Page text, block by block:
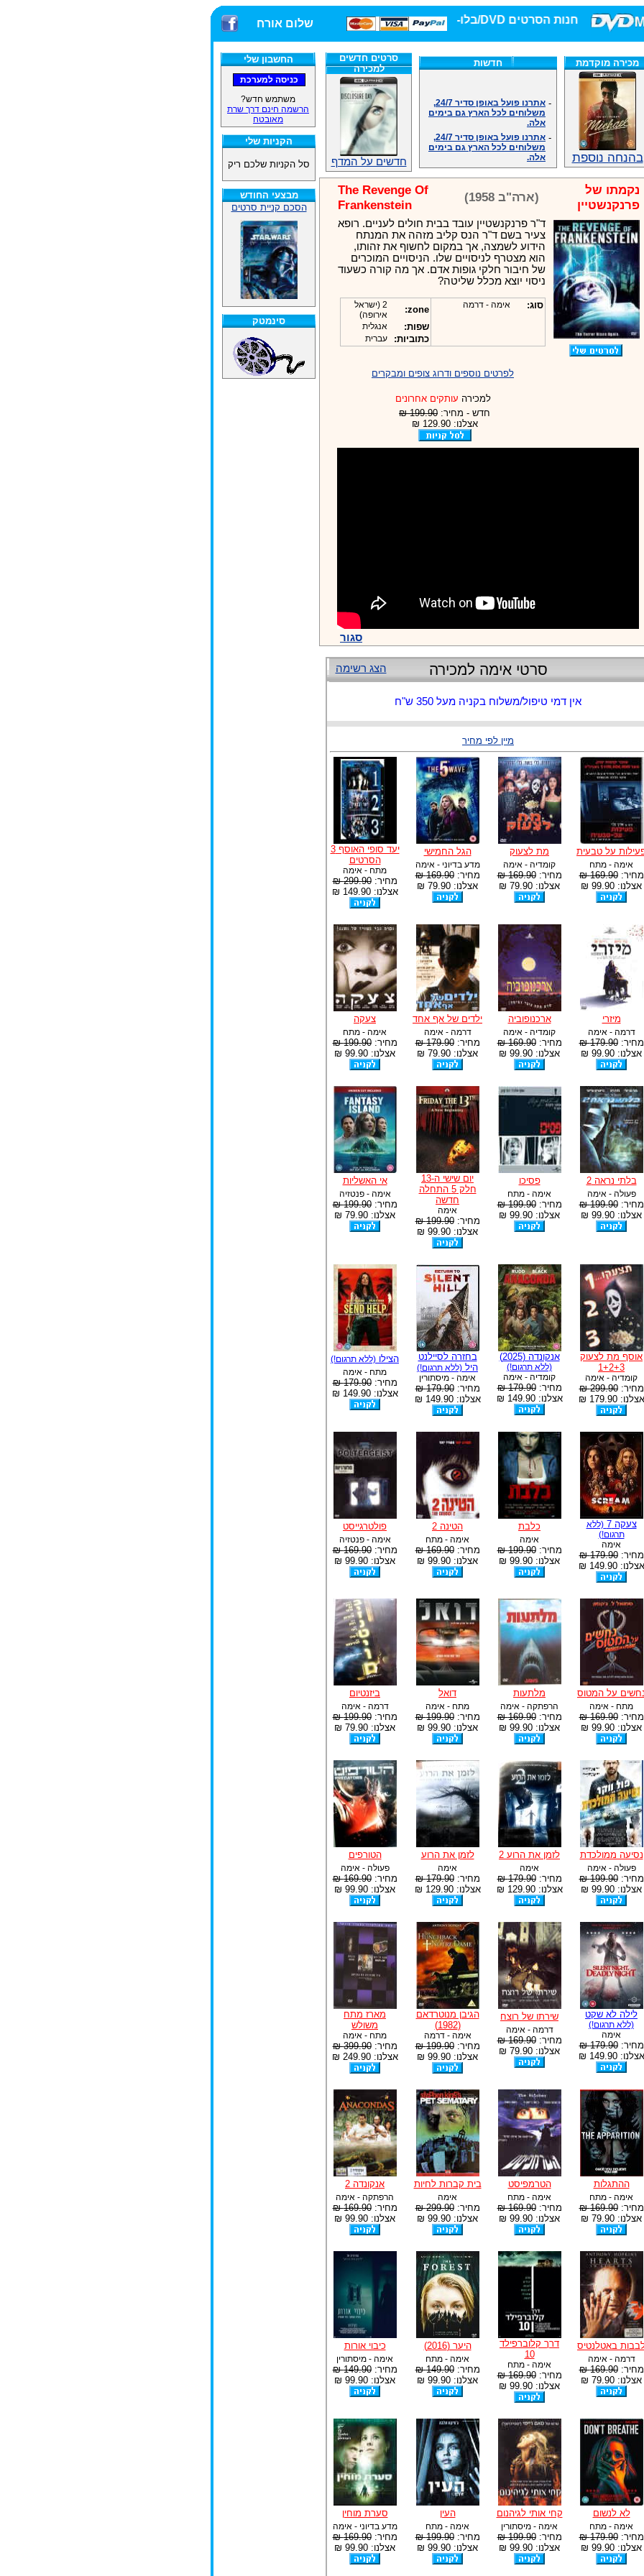
חנות הסרטים DVD/בלו-ריי/3D הגדולה ביותר! שלום אורח
החשבון שלי
משתמש חדש?
הרשמה חינם דרך שרת
מאובטח
הקניות שלי
סל הקניות שלכם ריק
מבצעי החודש
הסכם קניית סרטים
סינמטק
מכירה מוקדמת
בהנחה נוספת
חדשות
משלוחים לכל הארץ גם בימים
אלה.
משלוחים לכל הארץ גם בימים
אלה.
אנחנו כאן לכול שאלה וזמינים
במענה הטלפוני שלנו.ובמייל
.האתר לרשותכם פעיל 24/7
מענה טלפוני: 09-7652392
זמינים במייל ובטלפון. האתר
לרשותכם פעיל 24/7
צוות דיוידי מאסטר ישיר.
אנחנו כאן לכול שאלה וזמינים
במענה הטלפוני שלנו.ובמייל
.האתר לרשותכם 24/7
מענה טלפוני: 09-7652392
סרטים חדשים
למכירה
חדשים על המדף
נקמתו של
פרנקנשטיין
(ארה"ב 1958)
The Revenge Of
Frankenstein
ד"ר פרנקנשטיין עובד בבית חולים לעניים. רופא
צעיר בשם ד"ר הנס קליב מזהה את המנתח
הידוע לשמצה, אך במקום לחשוף את זהותו,
הוא מצטרף לניסויים שלו. הניסויים המוכרים
של חיבור חלקי גופות אדם. אך מה קורה כשעוד
ניסוי יוצא מכלל שליטה?
סוג: אימה - דרמה zone:
2 (ישראל
אירופה)
שפות: אנגלית
כתוביות: עברית
לפרטים נוספים ודרוג צופים ומבקרים
למכירה עותקים אחרונים
חדש - מחיר: 199.90 ₪
אצלנו: 129.90 ₪
סגור
הצג רשימה סרטי אימה למכירה
אין דמי טיפול/משלוח בקניה מעל 350 ש"ח
מיין לפי מחיר
על טבעית
אימה - מתח
מחיר:169.90 ₪
אצלנו: 99.90 ₪
מת לצעוק
קומדיה - אימה
מחיר:169.90 ₪
אצלנו: 79.90 ₪
הגל החמישי
מדע בדיוני - אימה
מחיר:169.90 ₪
אצלנו: 79.90 ₪
יעד סופי האוסף 3
הסרטים
מתח - אימה
מחיר:299.90 ₪
אצלנו: 149.90 ₪
מיזרי
דרמה - אימה
מחיר:179.90 ₪
אצלנו: 99.90 ₪
ארכנופוביה
קומדיה - אימה
מחיר:169.90 ₪
אצלנו: 99.90 ₪
ילדים של אף אחד
דרמה - אימה
מחיר:179.90 ₪
אצלנו: 79.90 ₪
צעקה
אימה - מתח
מחיר:199.90 ₪
אצלנו: 99.90 ₪
בלתי נראה 2
פעולה - אימה
מחיר:199.90 ₪
אצלנו: 99.90 ₪
פסיכו
אימה - מתח
מחיר:199.90 ₪
אצלנו: 99.90 ₪
יום שישי ה-13
חלק 5 התחלה
חדשה
אימה
מחיר:199.90 ₪
אצלנו: 99.90 ₪
אי האשליות
אימה - פנטזיה
מחיר:199.90 ₪
אצלנו: 79.90 ₪
אוסף מת לצעוק
1+2+3
קומדיה - אימה
מחיר:299.90 ₪
אצלנו: 179.90 ₪
אנקונדה (2025)
(ללא תרגום!)
קומדיה - אימה
מחיר:179.90 ₪
אצלנו: 149.90 ₪
בחזרה לסיילנט
היל (ללא תרגום!)
אימה - מיסתורין
מחיר:179.90 ₪
אצלנו: 149.90 ₪
הצילו (ללא תרגום!)
מתח - אימה
מחיר:179.90 ₪
אצלנו: 149.90 ₪
צעקה 7
(ללא
תרגום!)
אימה
מחיר:179.90 ₪
אצלנו: 149.90 ₪
כלבת
אימה
מחיר:199.90 ₪
אצלנו: 99.90 ₪
הטינה 2
אימה - מתח
מחיר:169.90 ₪
אצלנו: 99.90 ₪
פולטרגייסט
אימה - פנטזיה
מחיר:169.90 ₪
אצלנו: 99.90 ₪
על המטוס
מתח - אימה
מחיר:169.90 ₪
אצלנו: 99.90 ₪
מלתעות
הרפתקה - אימה
מחיר:169.90 ₪
אצלנו: 99.90 ₪
דואל
מתח - אימה
מחיר:199.90 ₪
אצלנו: 99.90 ₪
ביזנטיום
דרמה - אימה
מחיר:199.90 ₪
אצלנו: 79.90 ₪
נסיעה ממולכדת
פעולה - אימה
מחיר:199.90 ₪
אצלנו: 99.90 ₪
לזמן את הרוע 2
אימה
מחיר:179.90 ₪
אצלנו: 129.90 ₪
לזמן את הרוע
אימה
מחיר:179.90 ₪
אצלנו: 129.90 ₪
הטורפים
פעולה - אימה
מחיר:169.90 ₪
אצלנו: 99.90 ₪
לילה לא שקט
(ללא תרגום!)
אימה
מחיר:179.90 ₪
אצלנו: 149.90 ₪
שירתו של רוצח
דרמה - אימה
מחיר:169.90 ₪
אצלנו: 79.90 ₪
הגיבן מנוטרדאם
(1982)
אימה - דרמה
מחיר:199.90 ₪
אצלנו: 99.90 ₪
מארז מתח
משולש
מתח - אימה
מחיר:399.90 ₪
אצלנו: 249.90 ₪
ההתגלות
אימה - מתח
מחיר:169.90 ₪
אצלנו: 79.90 ₪
הטרמפיסט
אימה - מתח
מחיר:169.90 ₪
אצלנו: 99.90 ₪
בית קברות לחיות
אימה
מחיר:299.90 ₪
אצלנו: 99.90 ₪
אנקונדה 2
הרפתקה - אימה
מחיר:169.90 ₪
אצלנו: 99.90 ₪
באטלנטיס
דרמה - אימה
מחיר:169.90 ₪
אצלנו: 79.90 ₪
דרך קלוברפילד
10
אימה - מתח
מחיר:169.90 ₪
אצלנו: 99.90 ₪
היער (2016)
אימה - מתח
מחיר:149.90 ₪
אצלנו: 99.90 ₪
כיבוי אורות
אימה - מיסתורין
מחיר:149.90 ₪
אצלנו: 99.90 ₪
לא לנשום
אימה - מתח
מחיר:179.90 ₪
אצלנו: 99.90 ₪
קחי אותי לגיהנום
אימה - מיסתורין
מחיר:199.90 ₪
אצלנו: 99.90 ₪
העין
אימה - מתח
מחיר:199.90 ₪
אצלנו: 99.90 ₪
סערת מוחין
מדע בדיוני - אימה
מחיר:169.90 ₪
אצלנו: 99.90 ₪